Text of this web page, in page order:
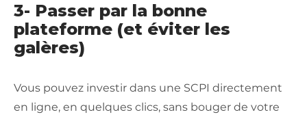
3- Passer par la bonne
plateforme (et éviter les
galères)
Vous pouvez investir dans une SCPI directement
en ligne, en quelques clics, sans bouger de votre